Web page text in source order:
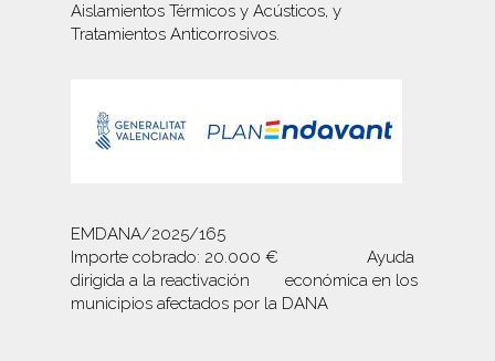
Aislamientos Térmicos y Acústicos, y
Tratamientos Anticorrosivos.
EMDANA/2025/165
Importe cobrado: 20.000 € Ayuda
dirigida a la reactivación económica en los
municipios afectados por la DANA